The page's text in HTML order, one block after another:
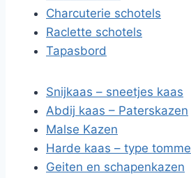
Charcuterie schotels
Raclette schotels
Tapasbord
Snijkaas – sneetjes kaas
Abdij kaas – Paterskazen
Malse Kazen
Harde kaas – type tomme
Geiten en schapenkazen